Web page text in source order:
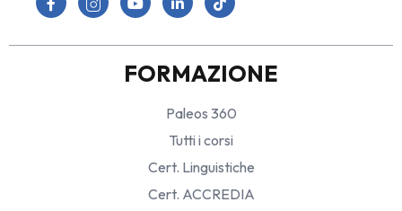
FORMAZIONE
Paleos 360
Tutti i corsi
Cert. Linguistiche
Cert. ACCREDIA